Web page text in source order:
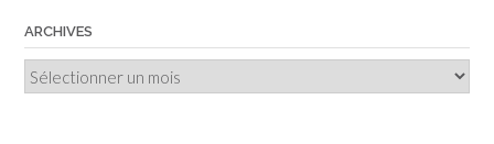
ARCHIVES
Archives